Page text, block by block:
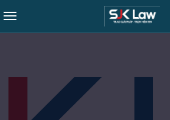
Toggle
navigation